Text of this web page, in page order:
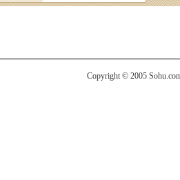
Copyright © 2005